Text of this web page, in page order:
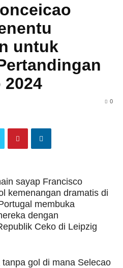
untuk
2024
0
sayap Francisco
kemenangan dramatis di
membuka
dengan
Ceko di Leipzig
gol di mana Selecao